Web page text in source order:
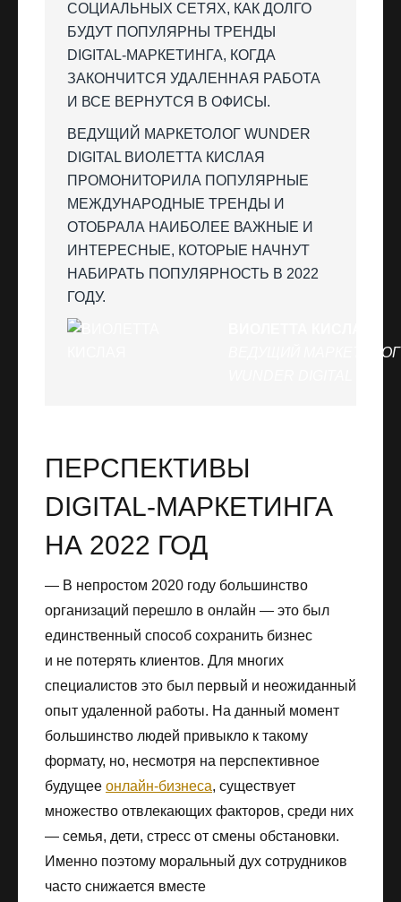
СОЦИАЛЬНЫХ СЕТЯХ, КАК ДОЛГО
БУДУТ ПОПУЛЯРНЫ ТРЕНДЫ
DIGITAL-МАРКЕТИНГА, КОГДА
ЗАКОНЧИТСЯ УДАЛЕННАЯ РАБОТА
И ВСЕ ВЕРНУТСЯ В ОФИСЫ.
ВЕДУЩИЙ МАРКЕТОЛОГ WUNDER
DIGITAL ВИОЛЕТТА КИСЛАЯ
ПРОМОНИТОРИЛА ПОПУЛЯРНЫЕ
МЕЖДУНАРОДНЫЕ ТРЕНДЫ И
ОТОБРАЛА НАИБОЛЕЕ ВАЖНЫЕ И
ИНТЕРЕСНЫЕ, КОТОРЫЕ НАЧНУТ
НАБИРАТЬ ПОПУЛЯРНОСТЬ В 2022
ГОДУ.
ВЕДУЩИЙ МАРКЕТОЛОГ
ПЕРСПЕКТИВЫ
DIGITAL-МАРКЕТИНГА
НА 2022 ГОД
— В непростом 2020 году большинство
организаций перешло в онлайн — это был
единственный способ сохранить бизнес
и не потерять клиентов. Для многих
специалистов это был первый и неожиданный
опыт удаленной работы. На данный момент
большинство людей привыкло к такому
формату, но, несмотря на перспективное
будущее онлайн-бизнеса, существует
множество отвлекающих факторов, среди них
— семья, дети, стресс от смены обстановки.
Именно поэтому моральный дух сотрудников
часто снижается вместе